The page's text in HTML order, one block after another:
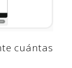
cuántas